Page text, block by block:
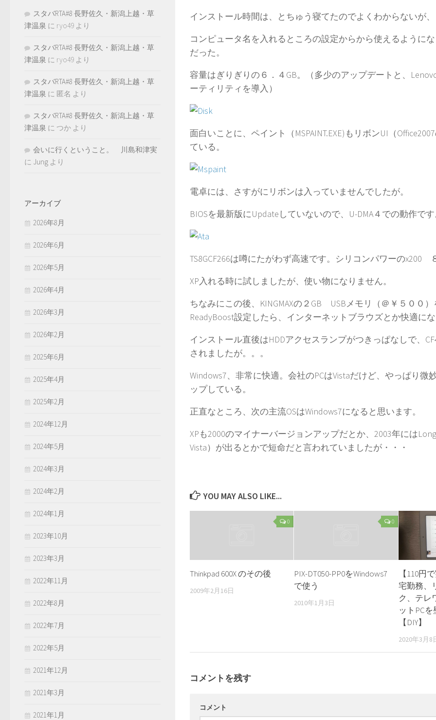
インストール時間は、とちゅう寝てたのでよくわからないが、
コンピュータ名を入れるところの設定からから使えるように
だった。
容量はぎりぎりの６．４GB。（多少のアップデートと、
ーティリティを導入）
面白いことに、ペイント（MSPAINT.EXE)もリボンUI（
ている。
電卓には、さすがにリボンは入っていませんでしたが。
BIOSを最新版にUpdateしていないので、U-DMA４での動作で
TS8GCF266は噂にたがわず高速です。シリコンパワーのx200
XP入れる時に試しましたが、使い物になりません。
ちなみにこの後、KINGMAXの２GB USBメモリ（＠￥５００
ReadyBoost設定したら、インターネットブラウズとか快適に
インストール直後はHDDアクセスランプがつきっぱなしで、
されましたが。。。
Windows7、非常に快適。会社のPCはVistaだけど、やっぱり微
ップしている。
正直なところ、次の主流OSはWindows7になると思います。
XPも2000のマイナーバージョンアップだとか、2003年には
Vista）が出るとかで短命だと言われていましたが・・・
YOU MAY ALSO LIKE...
0
Thinkpad 600X のその後
2009年2月16日
0
PIX-DT050-PP0をWindows7
で使う
2010年1月3日
【110円
宅勤務、
ク、テレ
ットPC
【DIY】
2020年3月8
コメントを残す
コメント
スタバRTA#8 長野佐久・新潟上越・草
津温泉 に ryo49 より
スタバRTA#8 長野佐久・新潟上越・草
津温泉 に ryo49 より
スタバRTA#8 長野佐久・新潟上越・草
津温泉 に 匿名 より
スタバRTA#8 長野佐久・新潟上越・草
津温泉 に つか より
会いに行くということ。 川島和津実
に Jung より
アーカイブ
2026年8月
2026年6月
2026年5月
2026年4月
2026年3月
2026年2月
2025年6月
2025年4月
2025年2月
2024年12月
2024年5月
2024年3月
2024年2月
2024年1月
2023年10月
2023年3月
2022年11月
2022年8月
2022年7月
2022年5月
2021年12月
2021年3月
2021年1月